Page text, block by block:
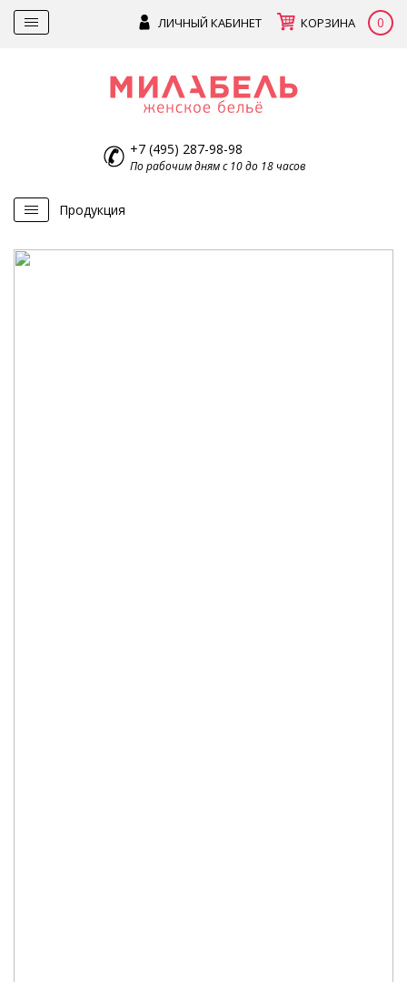
ЛИЧНЫЙ КАБИНЕТ КОРЗИНА 0
+7 (495) 287-98-98
По рабочим дням с 10 до 18 часов
Продукция